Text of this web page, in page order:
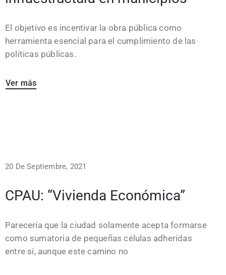
El objetivo es incentivar la obra pública como
herramienta esencial para el cumplimiento de las
políticas públicas.
Ver más
20 De Septiembre, 2021
CPAU: “Vivienda Económica”
Parecería que la ciudad solamente acepta formarse
como sumatoria de pequeñas células adheridas
entre sí, aunque este camino no